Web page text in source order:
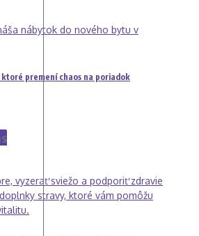
premení chaos na poriadok